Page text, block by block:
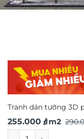
Tranh dán tường 3D
Giá
255.000 ₫
Giá
/ m2